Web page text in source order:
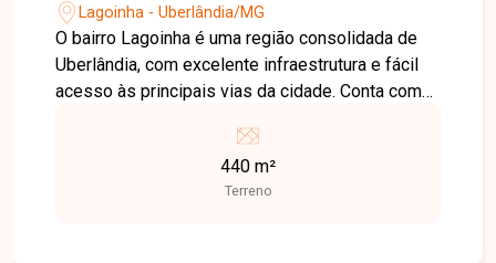
Lagoinha - Uberlândia/MG
O bairro Lagoinha é uma região consolidada de
Uberlândia, com excelente infraestrutura e fácil
acesso às principais vias da cidade. Conta com
diversos serviços, sendo uma ótima opção tanto
para quem deseja construir quanto para quem
busca um investimento com potencial de
440 m²
Terreno